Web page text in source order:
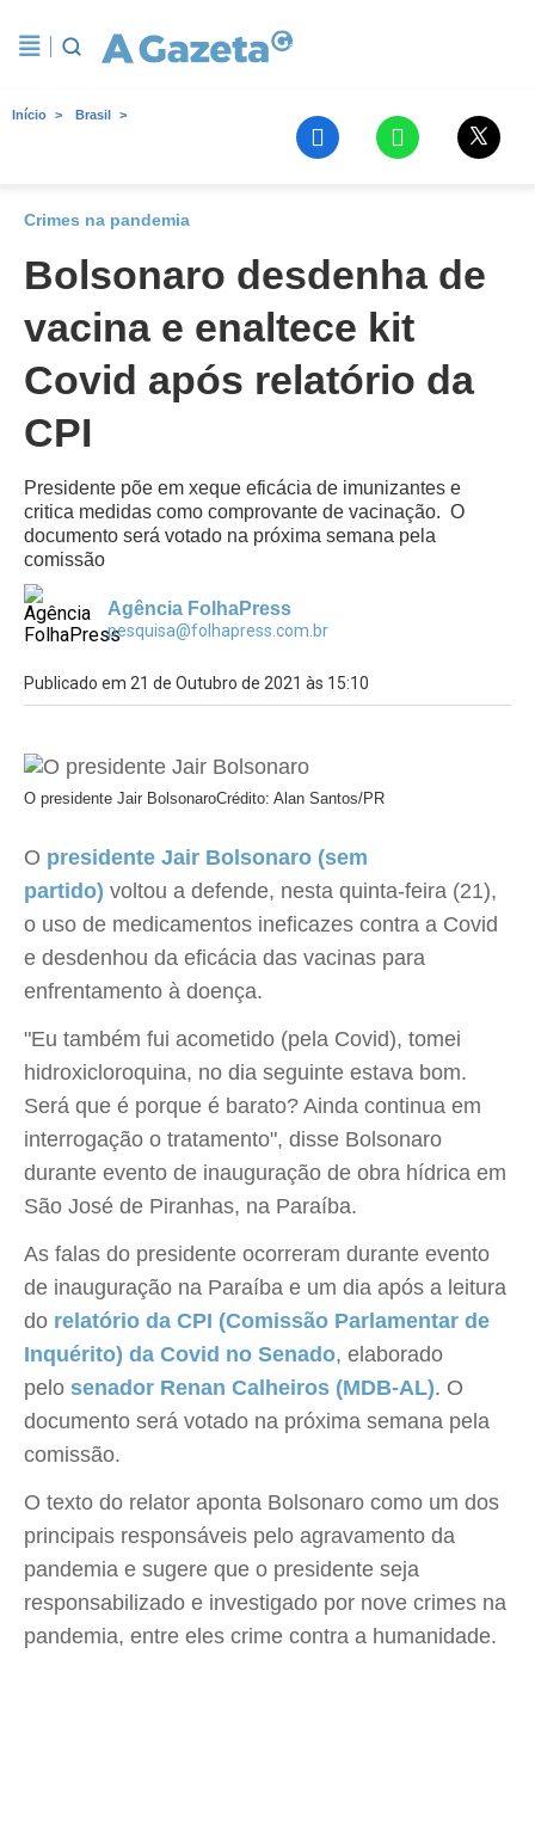
Início Brasil
Crimes na pandemia
Bolsonaro desdenha de
vacina e enaltece kit
Covid após relatório da
CPI
Presidente põe em xeque eficácia de imunizantes e
critica medidas como comprovante de vacinação. O
documento será votado na próxima semana pela
comissão
Agência FolhaPress
pesquisa@folhapress.com.br
Publicado em 21 de Outubro de 2021 às 15:10
O presidente Jair BolsonaroCrédito: Alan Santos/PR
O presidente Jair Bolsonaro (sem
partido) voltou a defende, nesta quinta-feira (21),
o uso de medicamentos ineficazes contra a Covid
e desdenhou da eficácia das vacinas para
enfrentamento à doença.
"Eu também fui acometido (pela Covid), tomei
hidroxicloroquina, no dia seguinte estava bom.
Será que é porque é barato? Ainda continua em
interrogação o tratamento", disse Bolsonaro
durante evento de inauguração de obra hídrica em
São José de Piranhas, na Paraíba.
As falas do presidente ocorreram durante evento
de inauguração na Paraíba e um dia após a leitura
do relatório da CPI (Comissão Parlamentar de
Inquérito) da Covid no Senado, elaborado
pelo senador Renan Calheiros (MDB-AL). O
documento será votado na próxima semana pela
comissão.
O texto do relator aponta Bolsonaro como um dos
principais responsáveis pelo agravamento da
pandemia e sugere que o presidente seja
responsabilizado e investigado por nove crimes na
pandemia, entre eles crime contra a humanidade.